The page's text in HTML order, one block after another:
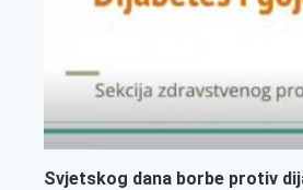
Svjetskog dana borbe protiv